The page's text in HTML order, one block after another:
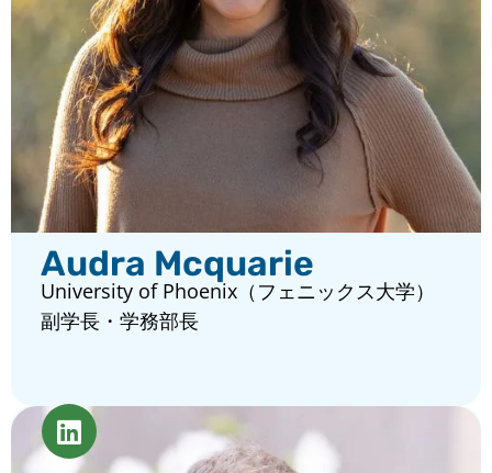
Audra Mcquarie
University of Phoenix（フェニックス大学）
副学長・学務部長